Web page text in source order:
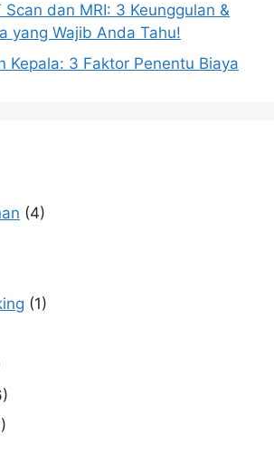
Scan dan MRI: 3 Keunggulan &
yang Wajib Anda Tahu!
Kepala: 3 Faktor Penentu Biaya
(4)
(1)